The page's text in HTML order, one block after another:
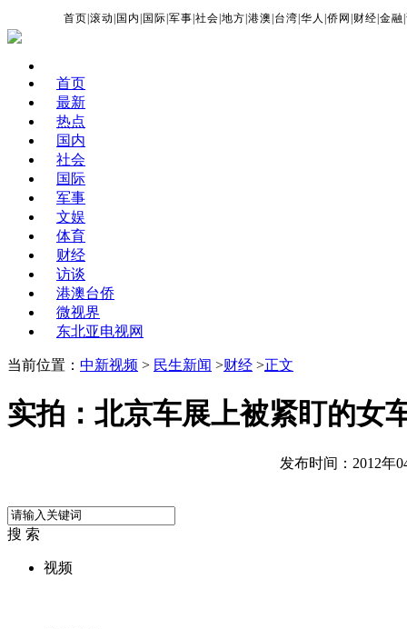
首页 |滚动 国内 国际 |军事 |社会 |地方 |港澳 台湾 |华人 |侨网 财经 |金融 |
首页
最新
热点
国内
社会
国际
军事
文娱
体育
财经
访谈
港澳台侨
微视界
东北亚电视网
当前位置： 中新视频 > 民生新闻 >财经 >正文
实拍：北京车展上被紧盯的女
发布时间：2012年
搜 索
视频